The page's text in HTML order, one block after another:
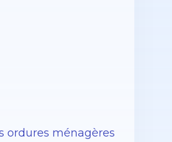
ordures ménagères